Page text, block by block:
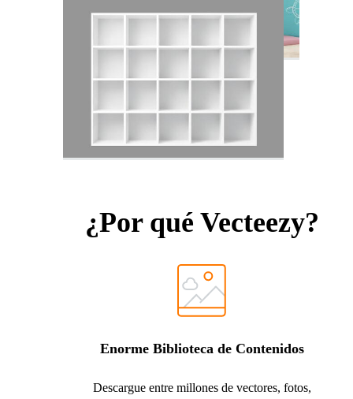
¿Por qué Vecteezy?
Enorme Biblioteca de Contenidos
Descargue entre millones de vectores, fotos,